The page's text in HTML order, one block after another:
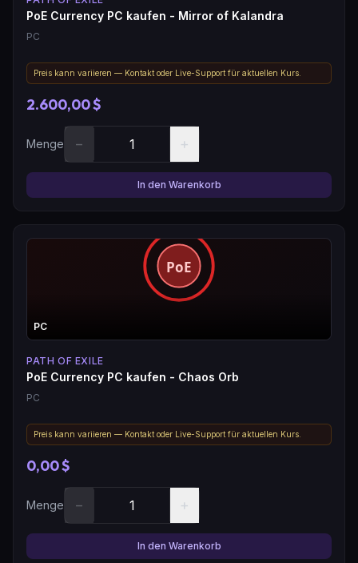
PoE Currency PC kaufen - Mirror of Kalandra
PC
Preis kann variieren — Kontakt oder Live-Support für aktuellen Kurs.
2.600,00 $
Menge − +
In den Warenkorb
PC
PATH OF EXILE
PoE Currency PC kaufen - Chaos Orb
PC
Preis kann variieren — Kontakt oder Live-Support für aktuellen Kurs.
0,00 $
Menge − +
In den Warenkorb